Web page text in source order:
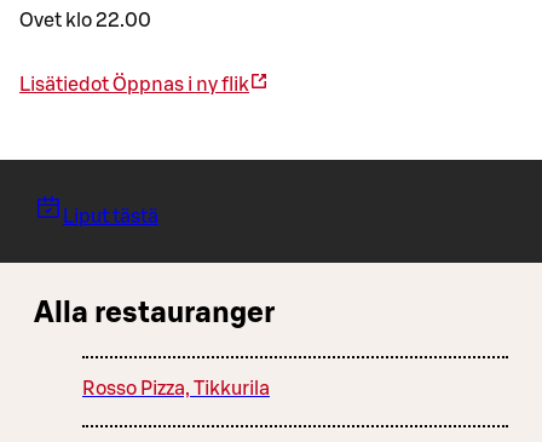
Ovet klo 22.00
LisätiedotÖppnas i ny flik
Liput tästä
Alla restauranger
Rosso Pizza, Tikkurila